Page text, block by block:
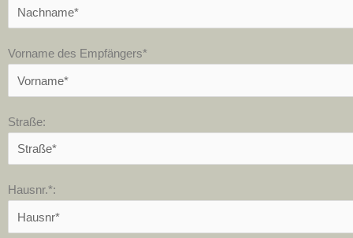
Vorname des Empfängers*
Straße:
Hausnr.*: